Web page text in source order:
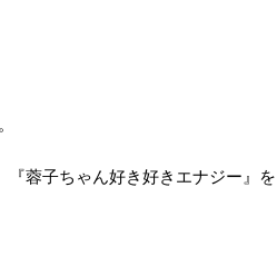
蓉子ちゃん好き好きエナジー』を